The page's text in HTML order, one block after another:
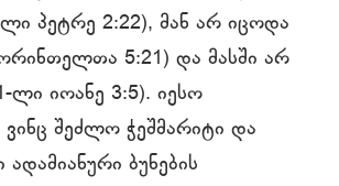
პეტრე 2:22), მან არ იცოდა
5:21) და მასში არ
ლი იოანე 3:5). იესო
შეძლო ჭეშმარიტი და
ბუნების